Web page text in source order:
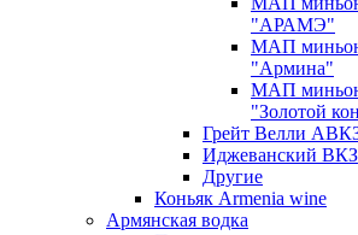
"АРАМЭ"
МАП
"Армина"
МАП
"Золотой
Грейт Велли
Иджеванский ВКЗ
Другие
Коньяк Armenia wine
Армянская водка